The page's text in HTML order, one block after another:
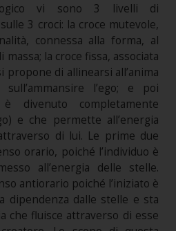
vi sono 3 livelli di
3 croci: la croce mutevole,
connessa alla forma, al
massa; la croce fissa, associata
propone di allinearsi all’anima
l’ego; e poi
divenuto completamente
e che permette all’energia
di lui. Le prime due
orario, poiché l’individuo è
all’energia delle stelle.
antiorario poiché l’iniziato è
dipendenza dalle stelle e sta
che fluisce attraverso di esse